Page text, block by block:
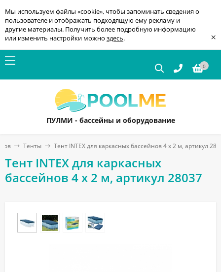
Мы используем файлы «cookie», чтобы запоминать сведения о
пользователе и отображать подходящую ему рекламу и
другие материалы. Получить более подробную информацию
или изменить настройки можно здесь. ×
0
ПУЛМИ - бассейны и оборудование
Тенты Тент INTEX для каркасных бассейнов 4 x 2 м, артикул
Тент INTEX для каркасных
бассейнов 4 x 2 м, артикул 28037